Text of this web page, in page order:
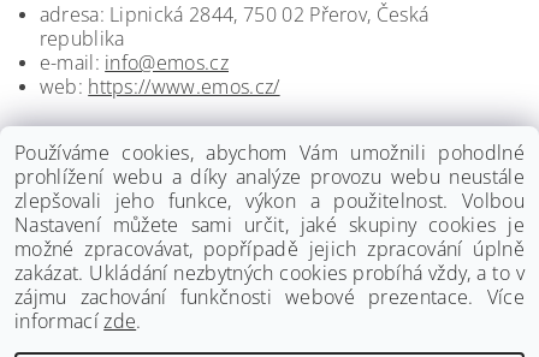
adresa: Lipnická 2844, 750 02 Přerov, Česká
republika
e-mail: info@emos.cz
web: https://www.emos.cz/
www.palmat.cz
Používáme cookies, abychom Vám umožnili pohodlné
prohlížení webu a díky analýze provozu webu neustále
zlepšovali jeho funkce, výkon a použitelnost. Volbou
Nastavení můžete sami určit, jaké skupiny cookies je
možné zpracovávat, popřípadě jejich zpracování úplně
zakázat. Ukládání nezbytných cookies probíhá vždy, a to v
zájmu zachování funkčnosti webové prezentace. Více
informacízde.